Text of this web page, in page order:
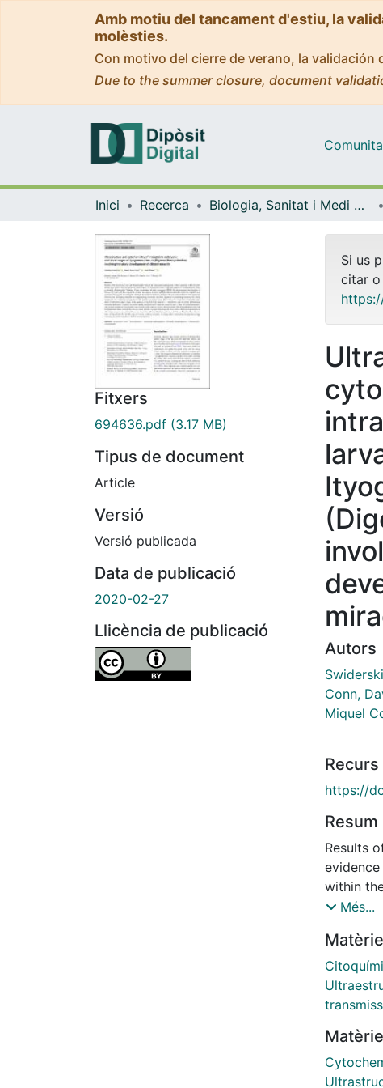
Amb motiu del tancament d'estiu, la
molèsties.
Con motivo del cierre de verano, la
Due to the summer closure, document
Inici Recerca Biologia, Sanitat i Medi Ambient
Fitxers
694636.pdf (3.17 MB)
Tipus de document
Article
Versió
Versió publicada
Data de publicació
2020-02-27
Llicència de publicació
Si us
citar o
Autors
Conn,
Miquel
https://
Resum
Results
within
uterine
the
their
formed
among
Més...